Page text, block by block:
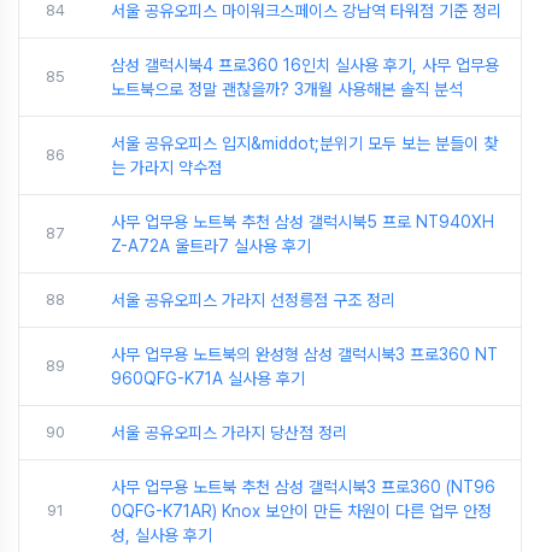
84 서울 공유오피스 마이워크스페이스 강남역 타워점 기준 정리
85
삼성 갤럭시북4 프로360 16인치 실사용 후기, 사무 업무용
노트북으로 정말 괜찮을까? 3개월 사용해본 솔직 분석
86
서울 공유오피스 입지&middot;분위기 모두 보는 분들이 찾
는 가라지 약수점
87
사무 업무용 노트북 추천 삼성 갤럭시북5 프로 NT940XH
Z-A72A 울트라7 실사용 후기
88 서울 공유오피스 가라지 선정릉점 구조 정리
89
사무 업무용 노트북의 완성형 삼성 갤럭시북3 프로360 NT
960QFG-K71A 실사용 후기
90 서울 공유오피스 가라지 당산점 정리
91
사무 업무용 노트북 추천 삼성 갤럭시북3 프로360 (NT96
0QFG-K71AR) Knox 보안이 만든 차원이 다른 업무 안정
성, 실사용 후기